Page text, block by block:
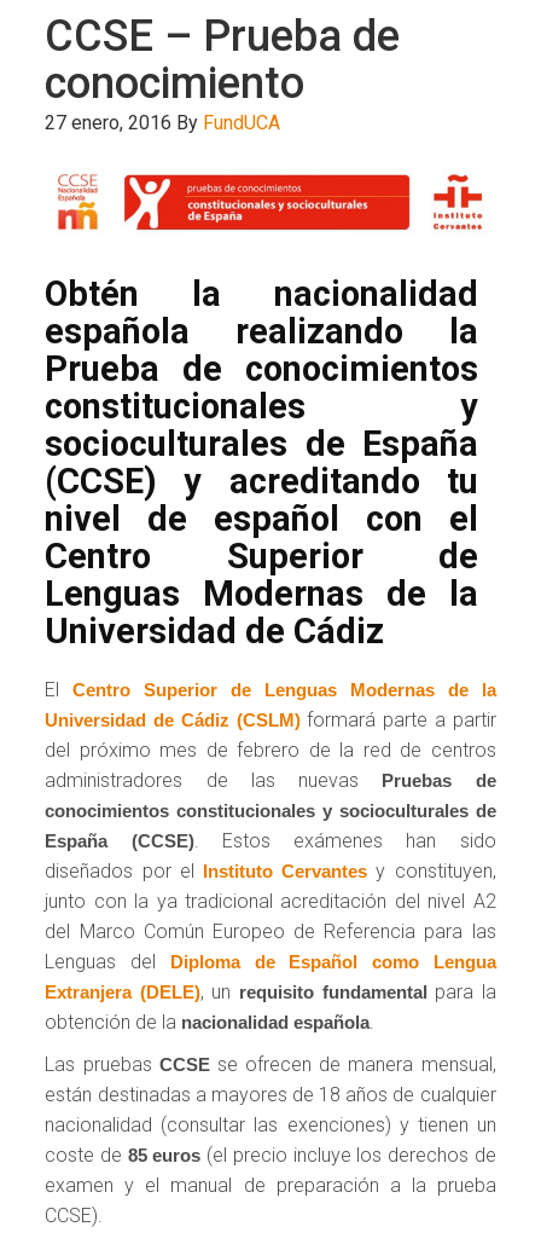
CCSE – Prueba de
conocimiento
27 enero, 2016 By FundUCA
Obtén la nacionalidad
española realizando la
Prueba de conocimientos
constitucionales y
socioculturales de España
(CCSE) y acreditando tu
nivel de español con el
Centro Superior de
Lenguas Modernas de la
Universidad de Cádiz
ElCentro Superior de Lenguas Modernas de la
Universidad de Cádiz (CSLM)formará parte a partir
del próximo mes de febrero de la red de centros
administradores de las nuevas Pruebas de
conocimientos constitucionales y socioculturales de
España (CCSE). Estos exámenes han sido
diseñados por el Instituto Cervantes y constituyen,
junto con la ya tradicional acreditación del nivel A2
del Marco Común Europeo de Referencia para las
Lenguas del
Diploma de Español como Lengua
Extranjera (DELE), un requisito fundamental para la
obtención de la nacionalidad española.
Las pruebas CCSEse ofrecen de manera mensual,
están destinadas a mayores de 18 años de cualquier
nacionalidad (consultar las exenciones) y tienen un
coste de 85 euros (el precio incluye los derechos de
examen y el manual de preparación a la prueba
CCSE).